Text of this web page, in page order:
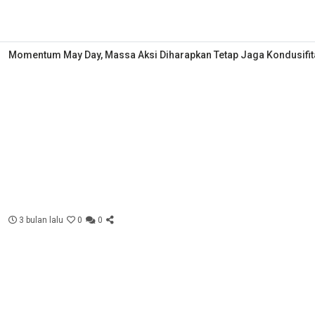
Momentum May Day, Massa Aksi Diharapkan Tetap Jaga
3 bulan lalu 0 0